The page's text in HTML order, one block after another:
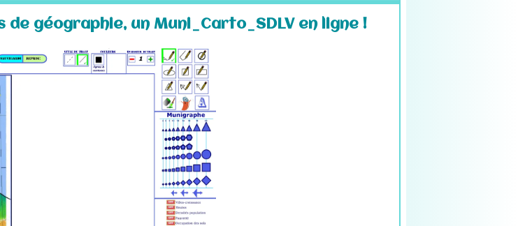
géographie, un Muni_Carto_SDLV en ligne !